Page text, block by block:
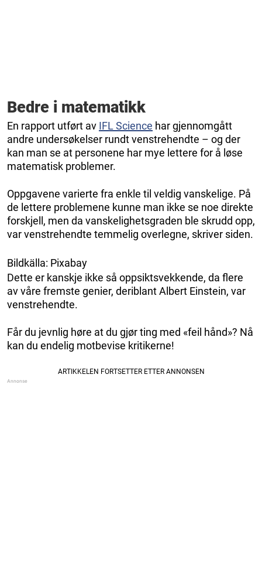
Bedre i matematikk
En rapport utført av IFL Science har gjennomgått
andre undersøkelser rundt venstrehendte – og der
kan man se at personene har mye lettere for å løse
matematisk problemer.
Oppgavene varierte fra enkle til veldig vanskelige. På
de lettere problemene kunne man ikke se noe direkte
forskjell, men da vanskelighetsgraden ble skrudd opp,
var venstrehendte temmelig overlegne, skriver siden.
Bildkälla: Pixabay
Dette er kanskje ikke så oppsiktsvekkende, da flere
av våre fremste genier, deriblant Albert Einstein, var
venstrehendte.
Får du jevnlig høre at du gjør ting med «feil hånd»? Nå
kan du endelig motbevise kritikerne!